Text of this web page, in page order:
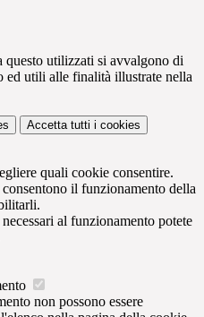
questo utilizzati si avvalgono di
ed utili alle finalità illustrate nella
Accetta tutti i cookies
quali cookie consentire.
il funzionamento della
al funzionamento potete
non possono essere